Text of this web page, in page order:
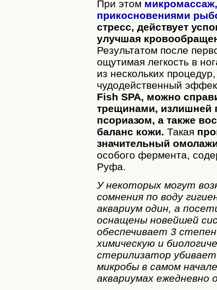
При этом
прикосновениями
стресс, действует
улучшая
Результатом после
ощутимая легкость в
из нескольких
чудодейственный
Fish SPA, можно
трещинами, излишней
псориазом, а также
баланс кожи. Такая
значительный
особого фермента,
Руфа.
У некоторых могут
сомнения по воду
аквариум один, а
оснащены новейшей
обеспечивает 3
химическую и
стерилизатор
микробы в самом
аквариумах ежедневно